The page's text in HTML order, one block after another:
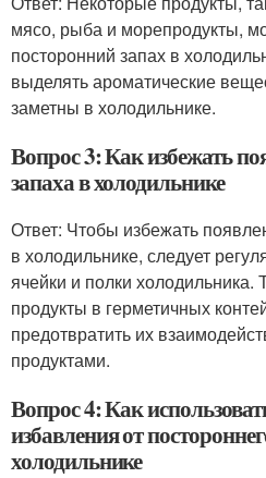
мясо, рыба и морепродукты,
посторонний запах в
выделять ароматические
заметны в холодильнике.
Вопрос 3: Как избежать
запаха в холодильнике
Ответ: Чтобы избежать
в холодильнике, следует
ячейки и полки холодильника.
продукты в герметичных
предотвратить их
продуктами.
Вопрос 4: Как
избавления от
холодильнике